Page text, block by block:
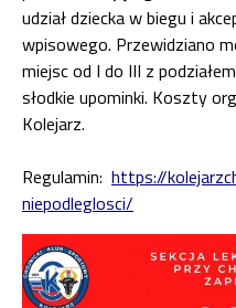
udział dziecka w biegu i
wpisowego. Przewidziano
miejsc od I do III z
słodkie upominki. Koszty
Kolejarz.
Regulamin: https://
niepodleglosci/